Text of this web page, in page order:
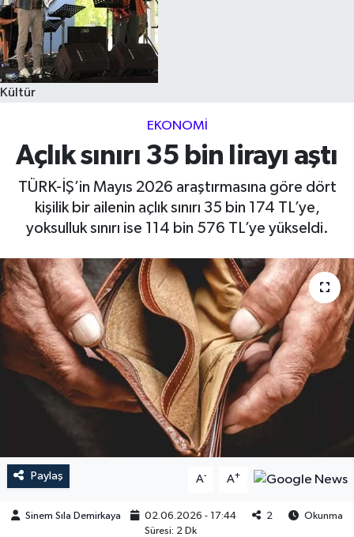
Kültür
EKONOMI
Açlık sınırı 35 bin lirayı aştı
TÜRK-İŞ’in Mayıs 2026 araştırmasına göre dört
kişilik bir ailenin açlık sınırı 35 bin 174 TL’ye,
yoksulluk sınırı ise 114 bin 576 TL’ye yükseldi.
Paylaş A- A+
Sinem Sıla Demirkaya 02.06.2026 - 17:44 2
Okunma
Süresi: 2 Dk